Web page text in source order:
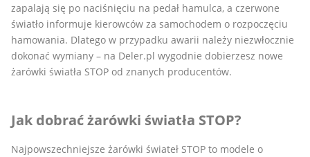
zapalają się po naciśnięciu na pedał hamulca, a czerwone
światło informuje kierowców za samochodem o rozpoczęciu
hamowania. Dlatego w przypadku awarii należy niezwłocznie
dokonać wymiany – na Deler.pl wygodnie dobierzesz nowe
żarówki światła STOP od znanych producentów.
Jak dobrać żarówki światła STOP?
Najpowszechniejsze żarówki świateł STOP to modele o